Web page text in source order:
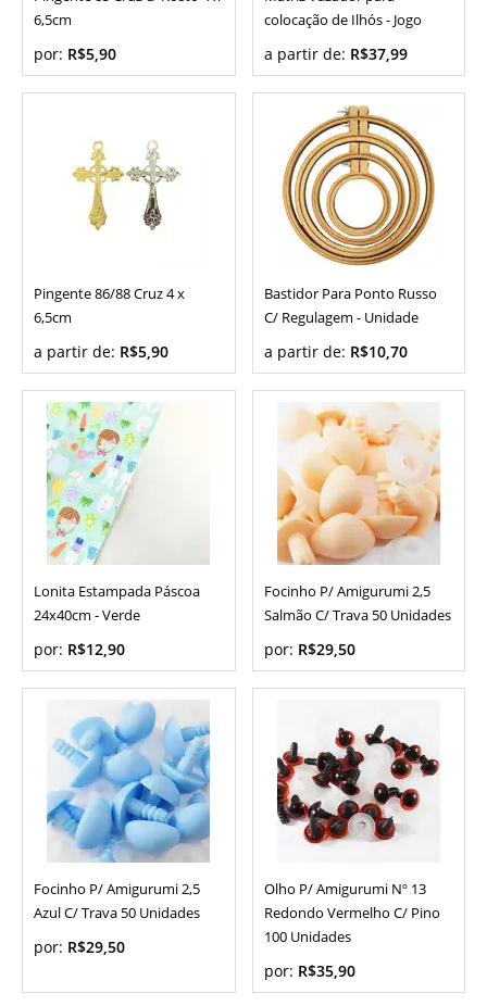
6,5cm
por: R$5,90
colocação de Ilhós - Jogo
a partir de: R$37,99
Pingente 86/88 Cruz 4 x
6,5cm
a partir de: R$5,90
Bastidor Para Ponto Russo
C/ Regulagem - Unidade
a partir de: R$10,70
Lonita Estampada Páscoa
24x40cm - Verde
por: R$12,90
Focinho P/ Amigurumi 2,5
Salmão C/ Trava 50 Unidades
por: R$29,50
Focinho P/ Amigurumi 2,5
Azul C/ Trava 50 Unidades
por: R$29,50
Olho P/ Amigurumi Nº 13
Redondo Vermelho C/ Pino
100 Unidades
por: R$35,90